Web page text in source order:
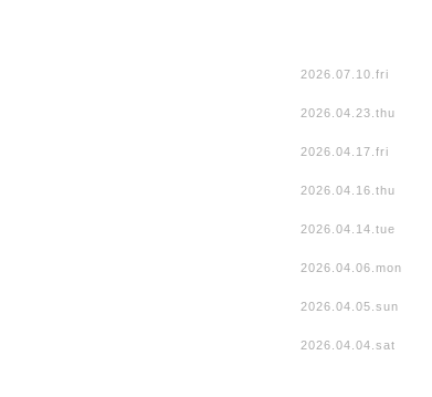
2026.07.10.fri
2026.04.23.thu
2026.04.17.fri
2026.04.16.thu
2026.04.14.tue
2026.04.06.mon
2026.04.05.sun
2026.04.04.sat